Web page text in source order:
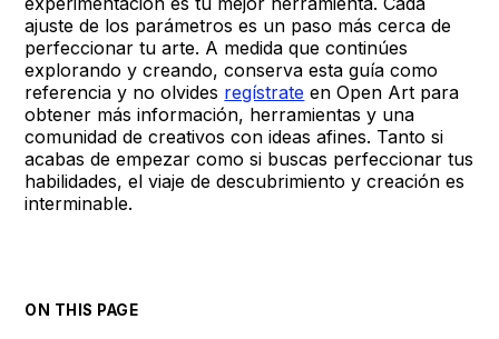
ajuste de los parámetros es un paso más cerca de
perfeccionar tu arte. A medida que continúes
explorando y creando, conserva esta guía como
referencia y no olvides regístrate en Open Art para
obtener más información, herramientas y una
comunidad de creativos con ideas afines. Tanto si
acabas de empezar como si buscas perfeccionar tus
habilidades, el viaje de descubrimiento y creación es
interminable.
ON THIS PAGE